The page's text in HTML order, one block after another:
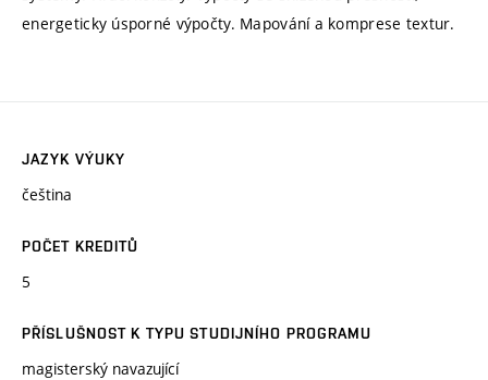
energeticky úsporné výpočty. Mapování a komprese textur.
JAZYK VÝUKY
čeština
POČET KREDITŮ
5
PŘÍSLUŠNOST K TYPU STUDIJNÍHO PROGRAMU
magisterský navazující